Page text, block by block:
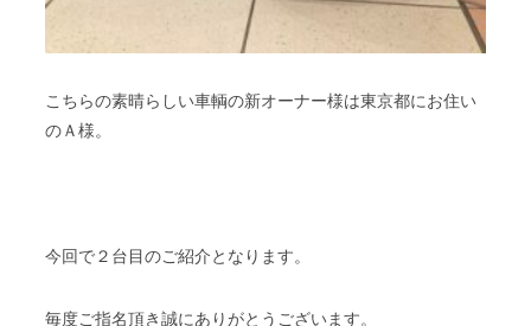
こちらの素晴らしい車輌の新オーナー様は東京都にお住い
のＡ様。
今回で２台目のご紹介となります。
毎度ご指名頂き誠にありがとうございます。